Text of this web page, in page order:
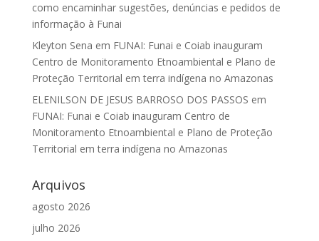
como encaminhar sugestões, denúncias e pedidos de
informação à Funai
Kleyton Sena em FUNAI: Funai e Coiab inauguram
Centro de Monitoramento Etnoambiental e Plano de
Proteção Territorial em terra indígena no Amazonas
ELENILSON DE JESUS BARROSO DOS PASSOS em
FUNAI: Funai e Coiab inauguram Centro de
Monitoramento Etnoambiental e Plano de Proteção
Territorial em terra indígena no Amazonas
Arquivos
agosto 2026
julho 2026